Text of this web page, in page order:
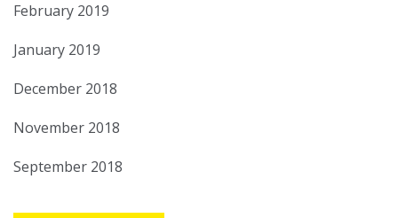
February 2019
January 2019
December 2018
November 2018
September 2018